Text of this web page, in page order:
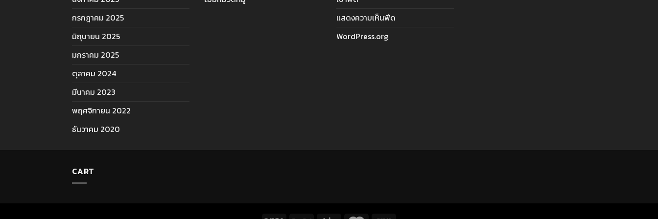
กรกฎาคม 2025
มิถุนายน 2025
มกราคม 2025
ตุลาคม 2024
มีนาคม 2023
พฤศจิกายน 2022
ธันวาคม 2020
แสดงความเห็นฟีด
WordPress.org
CART